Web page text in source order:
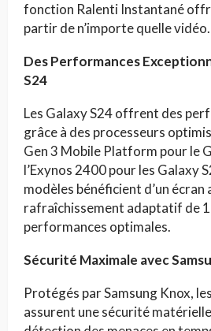
fonction Ralenti Instantané
partir de n’importe quelle vidéo.
Des Performances
S24
Les Galaxy S24 offrent des
grâce à des processeurs
Gen 3 Mobile Platform pour le
l’Exynos 2400 pour les Galaxy
modèles bénéficient d’un écran
rafraîchissement adaptatif de 1
performances optimales.
Sécurité Maximale avec
Protégés par Samsung Knox,
assurent une sécurité